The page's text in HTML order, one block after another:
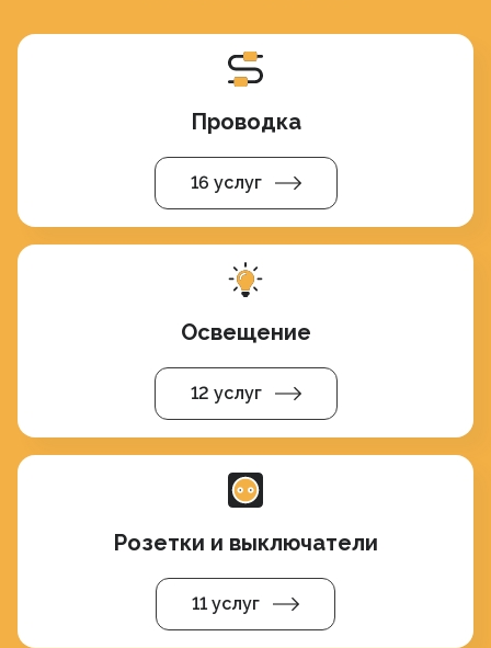
Проводка
16 услуг
Освещение
12 услуг
Розетки и выключатели
11 услуг